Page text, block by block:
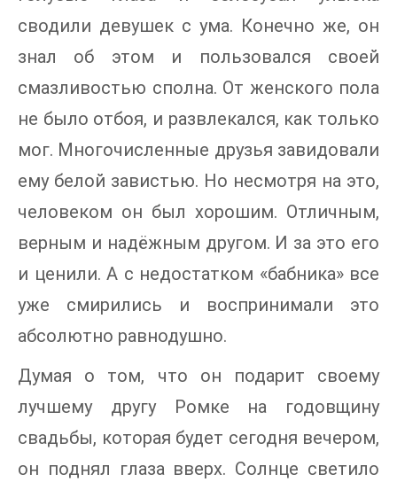
сводили девушек с ума. Конечно же, он
знал об этом и пользовался своей
смазливостью сполна. От женского пола
не было отбоя, и развлекался, как только
мог. Многочисленные друзья завидовали
ему белой завистью. Но несмотря на это,
человеком он был хорошим. Отличным,
верным и надёжным другом. И за это его
и ценили. А с недостатком «бабника» все
уже смирились и воспринимали это
абсолютно равнодушно.
Думая о том, что он подарит своему
лучшему другу Ромке на годовщину
свадьбы, которая будет сегодня вечером,
он поднял глаза вверх. Солнце светило